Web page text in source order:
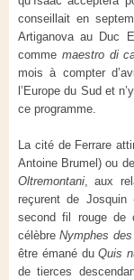
conseillait en
Artiganova au Duc
comme maestro di
mois à compter
l’Europe du Sud et
ce programme.
La cité de Ferrare
Antoine Brumel) ou
Oltremontani , aux
reçurent de Josquin
second fil rouge de
célèbreNymphes
être émané duQuis
de tierces